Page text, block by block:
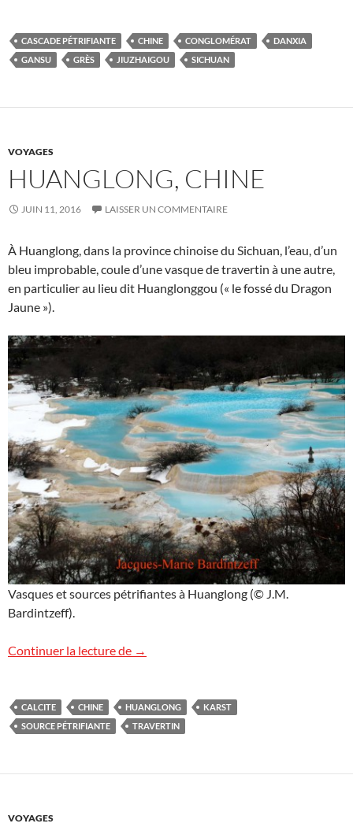
CASCADE PÉTRIFIANTE CHINE CONGLOMÉRAT
DANXIA
GANSU
GRÈS JIUZHAIGOU SICHUAN
VOYAGES
HUANGLONG, CHINE
JUIN 11, 2016 LAISSER UN COMMENTAIRE
À Huanglong, dans la province chinoise du Sichuan, l’eau, d’un
bleu improbable, coule d’une vasque de travertin à une autre,
en particulier au lieu dit Huanglonggou (« le fossé du Dragon
Jaune »).
Vasques et sources pétrifiantes à Huanglong (© J.M.
Bardintzeff).
Continuer la lecture de Huanglong, Chine
→
CALCITE CHINE HUANGLONG
KARST
SOURCE PÉTRIFIANTE
TRAVERTIN
VOYAGES